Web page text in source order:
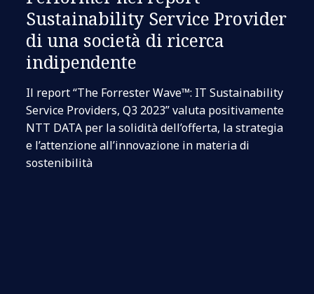
Sustainability Service Provider
di una società di ricerca
indipendente
Il report “The Forrester Wave™: IT Sustainability
Service Providers, Q3 2023” valuta positivamente
NTT DATA per la solidità dell’offerta, la strategia
e l’attenzione all’innovazione in materia di
sostenibilità